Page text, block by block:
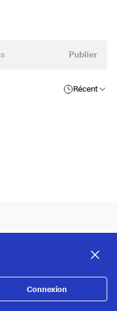
Publier
Récent
Connexion